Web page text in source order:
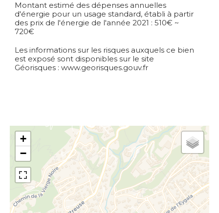
Montant estimé des dépenses annuelles
d'énergie pour un usage standard, établi à partir
des prix de l'énergie de l'année 2021 : 510€ ~
720€
Les informations sur les risques auxquels ce bien
est exposé sont disponibles sur le site
Géorisques : www.georisques.gouv.fr
+
−